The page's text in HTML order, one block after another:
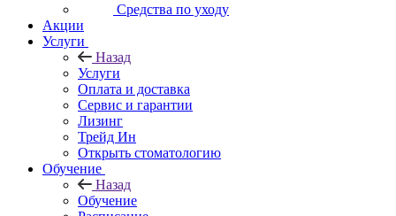
Средства по уходу
Акции
Услуги
Назад
Услуги
Оплата и доставка
Сервис и гарантии
Лизинг
Трейд Ин
Открыть стоматологию
Обучение
Назад
Обучение